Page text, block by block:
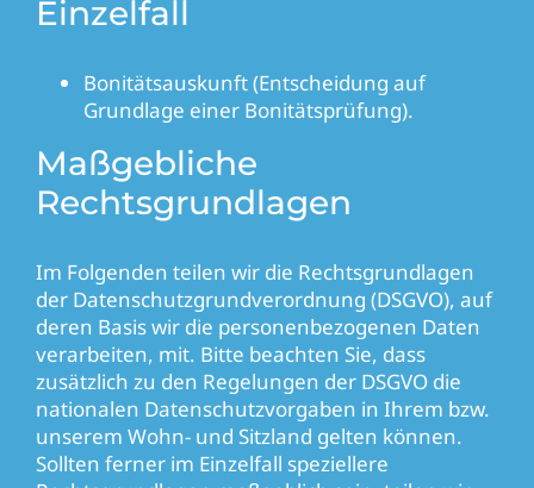
Einzelfall
Bonitätsauskunft (Entscheidung auf
Grundlage einer Bonitätsprüfung).
Maßgebliche
Rechtsgrundlagen
Im Folgenden teilen wir die Rechtsgrundlagen
der Datenschutzgrundverordnung (DSGVO), auf
deren Basis wir die personenbezogenen Daten
verarbeiten, mit. Bitte beachten Sie, dass
zusätzlich zu den Regelungen der DSGVO die
nationalen Datenschutzvorgaben in Ihrem bzw.
unserem Wohn- und Sitzland gelten können.
Sollten ferner im Einzelfall speziellere